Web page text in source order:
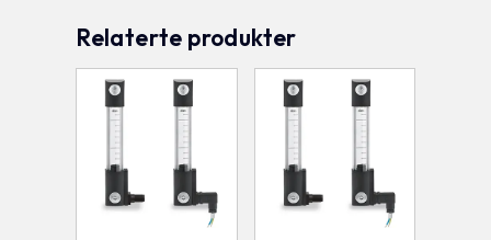
Relaterte produkter